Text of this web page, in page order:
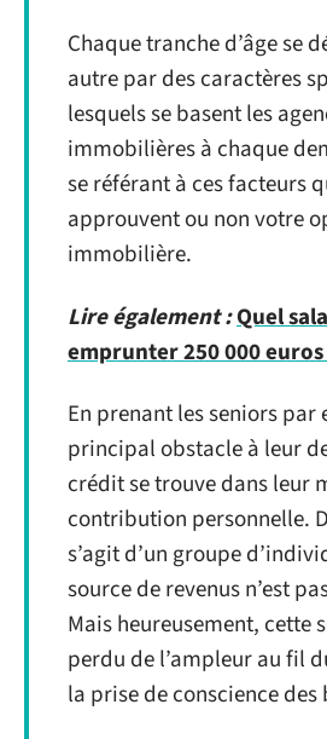
Chaque tranche d’âge se
autre par des caractères
lesquels se basent les
immobilières à chaque
se référant à ces facteurs
approuvent ou non votre
immobilière.
Lire également :Quel
emprunter 250 000 euros
En prenant les seniors par
principal obstacle à leur
crédit se trouve dans leur
contribution personnelle.
s’agit d’un groupe
source de revenus n’est
Mais heureusement, cette
perdu de l’ampleur au fil
la prise de conscience des